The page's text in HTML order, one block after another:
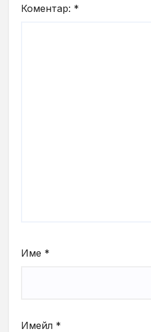
Коментар: *
Име *
Имейл *